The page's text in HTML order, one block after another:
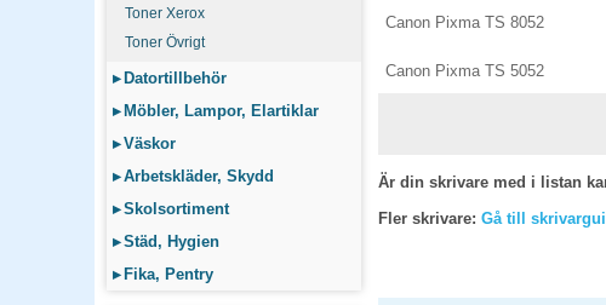
Toner Xerox
Toner Övrigt
▸ Datortillbehör
▸ Möbler, Lampor, Elartiklar
▸Väskor
▸Arbetskläder, Skydd
▸Skolsortiment
▸Städ, Hygien
▸ Fika, Pentry
Canon Pixma TS 8052
Canon Pixma TS 5052
Är din skrivare med i listan
Fler skrivare: Gå till